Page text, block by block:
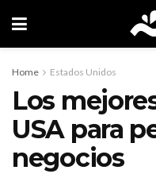
Home Estados Unidos
Los
USA para
negocios